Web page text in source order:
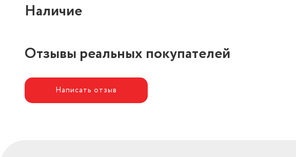
Наличие
Отзывы реальных покупателей
Написать отзыв